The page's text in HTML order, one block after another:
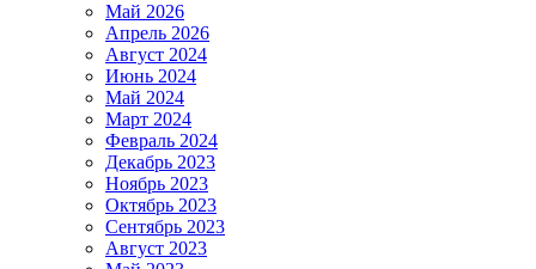
Май 2026
Апрель 2026
Август 2024
Июнь 2024
Май 2024
Март 2024
Февраль 2024
Декабрь 2023
Ноябрь 2023
Октябрь 2023
Сентябрь 2023
Август 2023